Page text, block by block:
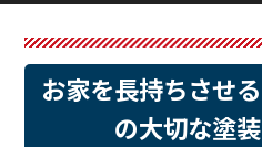
お家を長持ちさせ
の大切な塗